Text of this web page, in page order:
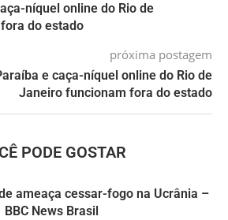
níquel online do Rio de
do estado
próxima postagem
e caça-níquel online do Rio de
Janeiro funcionam fora do estado
PODE GOSTAR
ameaça cessar-fogo na Ucrânia –
BBC News Brasil